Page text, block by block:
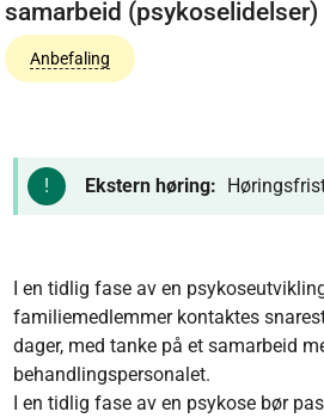
samarbeid (psykoselidelser)
Anbefaling
Ekstern høring:
I en tidlig fase av en
familiemedlemmer kontaktes
dager, med tanke på et samarbeid
behandlingspersonalet.
I en tidlig fase av en psykose bør